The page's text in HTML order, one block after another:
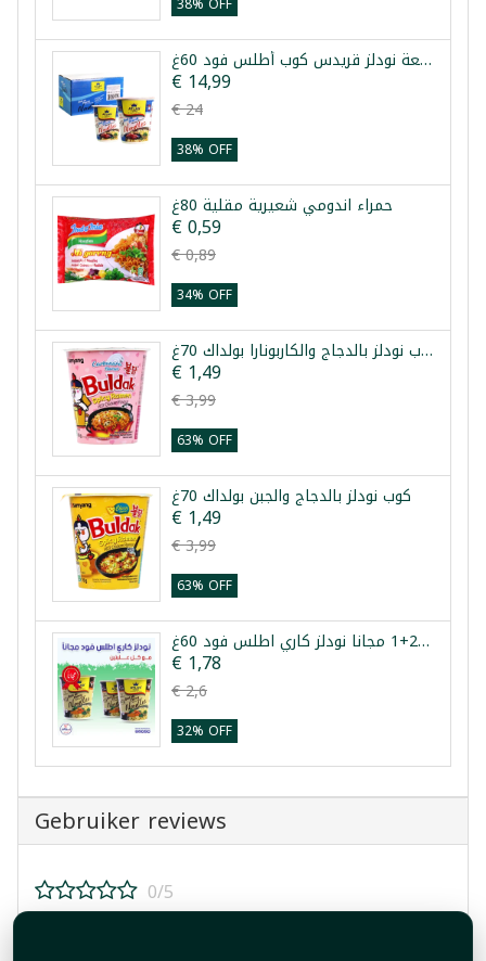
طرد 24 قطعة نودلز قريدس كوب أطلس فود 60غ
€ 14,99
€ 24
38% OFF
حمراء اندومي شعيرية مقلية 80غ
€ 0,59
€ 0,89
34% OFF
كوب نودلز بالدجاج والكاربونارا بولداك 70غ
€ 1,49
€ 3,99
63% OFF
كوب نودلز بالدجاج والجبن بولداك 70غ
€ 1,49
€ 3,99
63% OFF
عرض 2+1 مجانا نودلز كاري اطلس فود 60غ
€ 1,78
€ 2,6
32% OFF
Gebruiker reviews
0/5